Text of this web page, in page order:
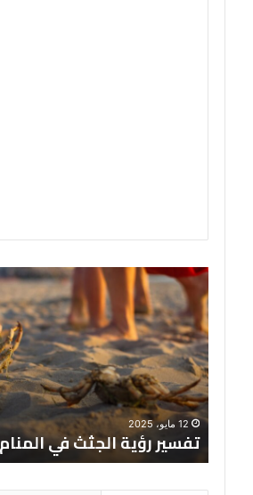
تفسير
رؤية
الجثث
في
المنام
12 مايو، 2025
تفسير رؤية الجثث في المنام